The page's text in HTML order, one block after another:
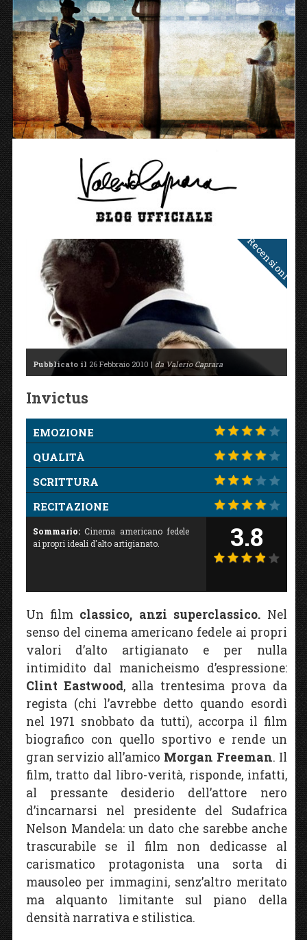
Recensioni
Pubblicato il 26 Febbraio 2010 | da Valerio Caprara
Invictus
EMOZIONE
QUALITÀ
SCRITTURA
RECITAZIONE
Sommario:Cinema americano fedele
ai propri ideali d'alto artigianato.
3.8
Un film classico, anzi superclassico. Nel
senso del cinema americano fedele ai propri
valori d’alto artigianato e per nulla
intimidito dal manicheismo d’espressione:
Clint Eastwood, alla trentesima prova da
regista (chi l’avrebbe detto quando esordì
nel 1971 snobbato da tutti), accorpa il film
biografico con quello sportivo e rende un
gran servizio all’amico Morgan Freeman. Il
film, tratto dal libro-verità, risponde, infatti,
al pressante desiderio dell’attore nero
d’incarnarsi nel presidente del Sudafrica
Nelson Mandela: un dato che sarebbe anche
trascurabile se il film non dedicasse al
carismatico protagonista una sorta di
mausoleo per immagini, senz’altro meritato
ma alquanto limitante sul piano della
densità narrativa e stilistica.